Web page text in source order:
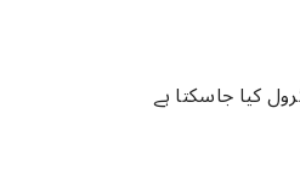
کیا جاسکتا ہے